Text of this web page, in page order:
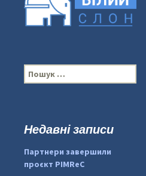
П
о
:Недавні записи
Партнери завершили
проєкт PIMReC